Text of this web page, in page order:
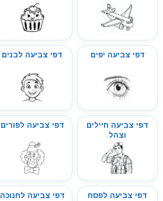
דפי צביעה יפים דפי צביעה לבנים
דפי צביעה חיילים
וצהל
דפי צביעה לפורים
דפי צביעה לפסח דפי צביעה לחנוכה